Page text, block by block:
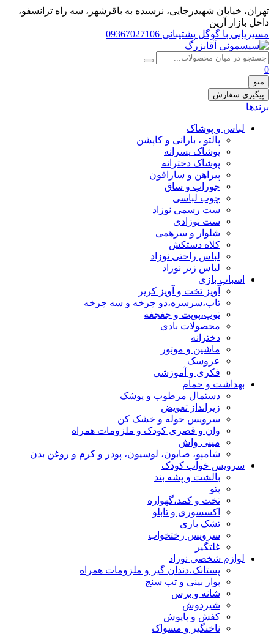
تهران، خيابان شهيدرجايى، نرسیده به باقرشهر، سه راه ترانسفو،
داخل بازار آرین
مسیریابی با گوگل پشتیبانی 09367027106
0
منو
پیگیری سفارش
برندها
لباس و پوشاک
پالتو ، بارانی و کاپشن
پوشاک پسرانه
پوشاک دخترانه
پیراهن و سارافون
جوراب و ساق
چوب لباسی
ست رسمی نوزاد
ست نوزادی
شلوار و سرهمی
کلاه دستکش
لباس راحتی نوزاد
لباس زیر نوزاد
اسباب بازی
آویز تخت و آویز کریر
تاب،سرسره،دو چرخه و سه چرخه
توپ،پوپت و جغجغه
محصولات بادی
دخترانه
ماشین و موتور
عروسک
فکری و آموزشی
بهداشت و حمام
دستمال مرطوب و پوشک
زیرانداز تعویض
سرویس حوله و خشک کن
وان و قصری کودک و ملزومات همراه
مینی واش
شامپو، صابون، لوسیون، پودر و کرم و روغن بدن
سرویس خواب کودک
بالشت و پشه بند
پتو
تخت و کمد،گهواره
اکسسوری و تابلو
تشک بازی
سرویس رختخواب
غلتگیر
لوازم شخصی نوزاد
پستانک،دندان گیر و ملزومات همراه
پوار بینی و تب سنج
شانه و برس
شیردوش
کفش و پاپوش
ناخنگیر و مسواک